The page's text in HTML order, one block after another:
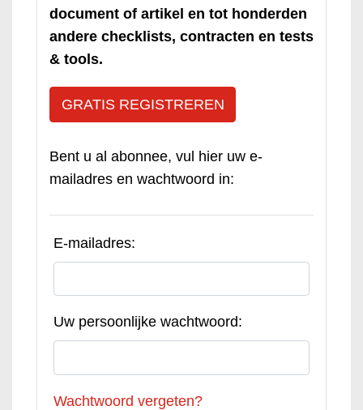
document of artikel en tot honderden
andere checklists, contracten en tests
& tools.
GRATIS REGISTREREN
Bent u al abonnee, vul hier uw e-
mailadres en wachtwoord in:
E-mailadres:
Uw persoonlijke wachtwoord:
Wachtwoord vergeten?